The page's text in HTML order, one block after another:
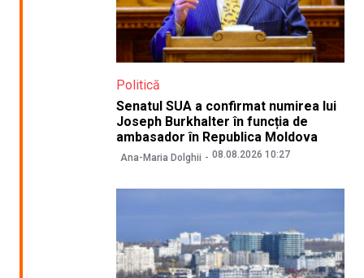
Politică
Senatul SUA a confirmat numirea lui
Joseph Burkhalter în funcția de
ambasador în Republica Moldova
Ana-Maria Dolghii 08.08.2026 10:27